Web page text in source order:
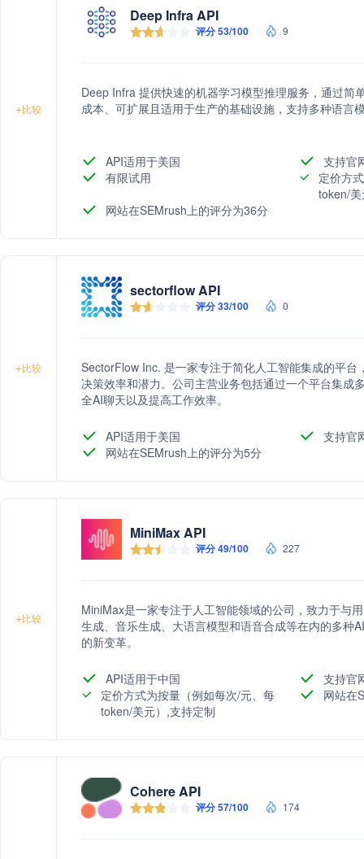
+比较
Deep Infra API
评分 53/100 9
Deep Infra 提供快速的机器学习模型推理服务，通过简
成本、可扩展且适用于生产的基础设施，支持多种语言
API适用于美国
支持官
有限试用
定价方
token/
网站在SEMrush上的评分为36分
+比较
sectorflow API
评分 33/100 0
SectorFlow Inc. 是一家专注于简化人工智能集成的平
决策效率和潜力。公司主营业务包括通过一个平台集成
全AI聊天以及提高工作效率。
API适用于美国
支持官
网站在SEMrush上的评分为5分
+比较
MiniMax API
评分 49/100 227
MiniMax是一家专注于人工智能领域的公司，致力于与
生成、音乐生成、大语言模型和语音合成等在内的多种
的新变革。
API适用于中国
支持官
定价方式为按量（例如每次/元、每
token/美元）,支持定制
网站在
Cohere API
评分 57/100 174